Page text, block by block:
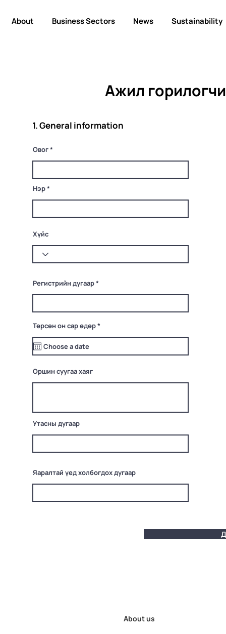
About Business Sectors News Sustainability
Ажил
1. General information
Овог
Нэр
Хүйс
Регистрийн дугаар
Төрсөн он сар өдөр*
q
r
Оршин суугаа хаяг
Утасны дугаар
Яаралтай үед холбогдох дугаар
About us